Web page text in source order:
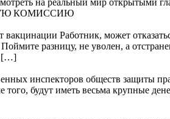
КОМИССИЮ
вакцинации Работник, может
разницу, не уволен, а
[…]
инспекторов обществ защиты
будут иметь весьма крупные